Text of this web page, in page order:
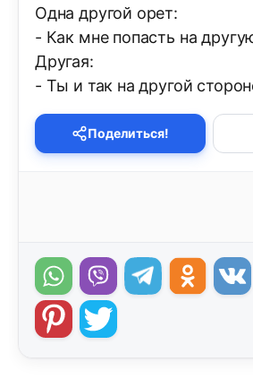
Одна другой орет:
- Как мне попасть на
Другая:
- Ты и так на другой
Поделиться!